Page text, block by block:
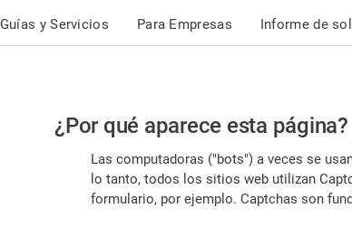
Guías y Servicios Para Empresas Informe de
Por
favor,
confirme
¿Por qué aparece esta página?
Las computadoras ("bots") a veces se
lo tanto, todos los sitios web utilizan
formulario, por ejemplo. Captchas son